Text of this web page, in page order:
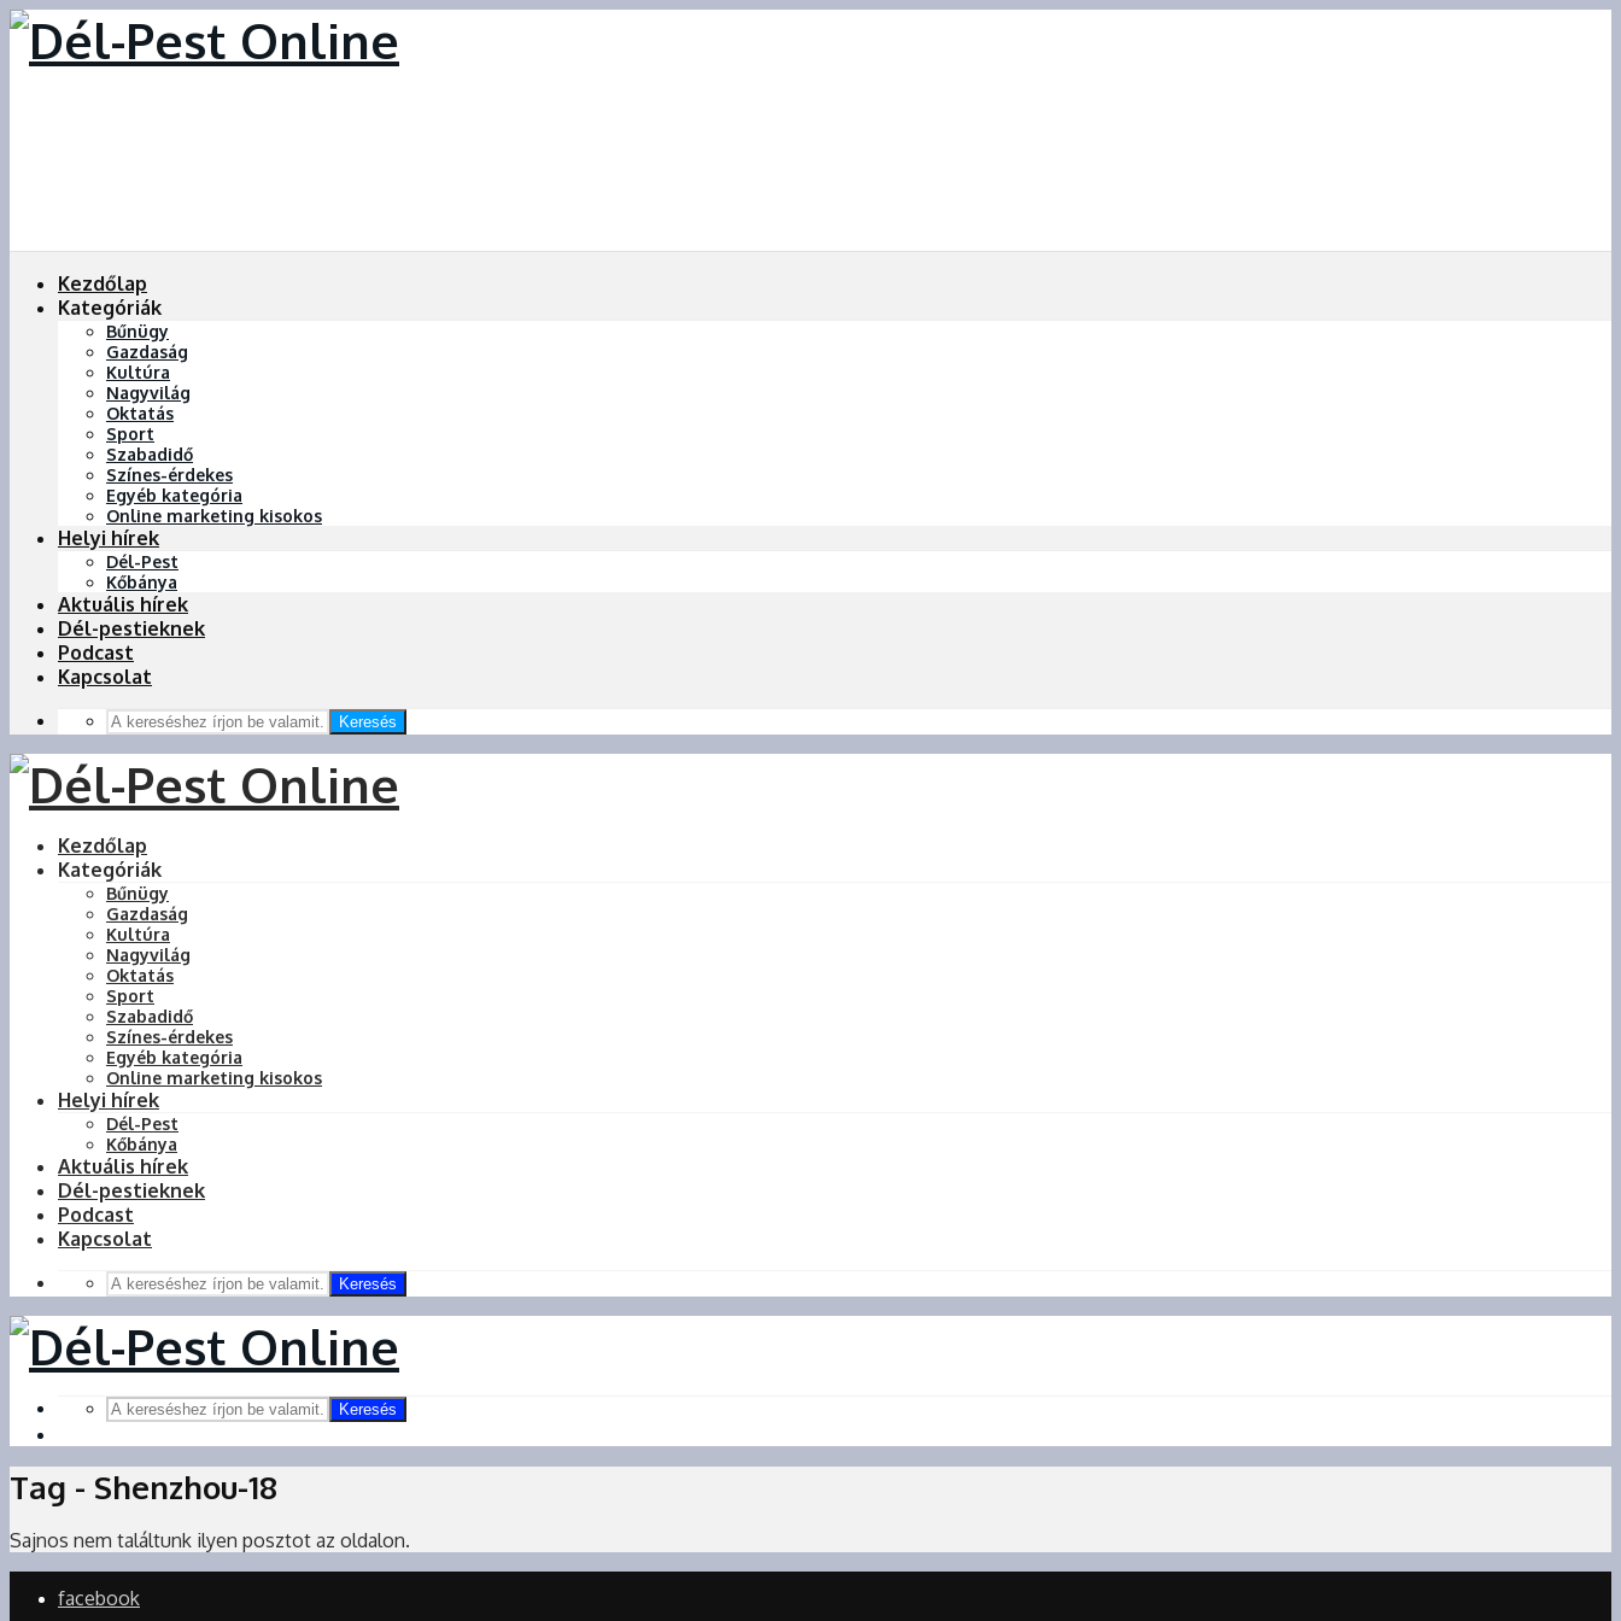
Kezdőlap
Kategóriák
Bűnügy
Gazdaság
Kultúra
Nagyvilág
Oktatás
Sport
Szabadidő
Színes-érdekes
Egyéb kategória
Online marketing kisokos
Helyi hírek
Dél-Pest
Kőbánya
Aktuális hírek
Dél-pestieknek
Podcast
Kapcsolat
Keresés
Kezdőlap
Kategóriák
Bűnügy
Gazdaság
Kultúra
Nagyvilág
Oktatás
Sport
Szabadidő
Színes-érdekes
Egyéb kategória
Online marketing kisokos
Helyi hírek
Dél-Pest
Kőbánya
Aktuális hírek
Dél-pestieknek
Podcast
Kapcsolat
Keresés
Keresés
Tag - Shenzhou-18
Sajnos nem találtunk ilyen posztot az oldalon.
facebook